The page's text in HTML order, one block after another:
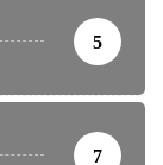
5
7